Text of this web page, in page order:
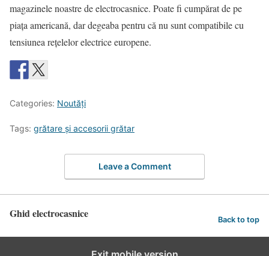
magazinele noastre de electrocasnice. Poate fi cumpărat de pe
piaţa americană, dar degeaba pentru că nu sunt compatibile cu
tensiunea reţelelor electrice europene.
Categories: Noutăţi
Tags: grătare şi accesorii grătar
Leave a Comment
Ghid electrocasnice Back to top